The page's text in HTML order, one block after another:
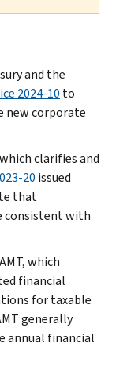
and the
2024-10 to
new corporate
clarifies and
20 issued
that
consistent with
which
financial
for taxable
generally
annual financial